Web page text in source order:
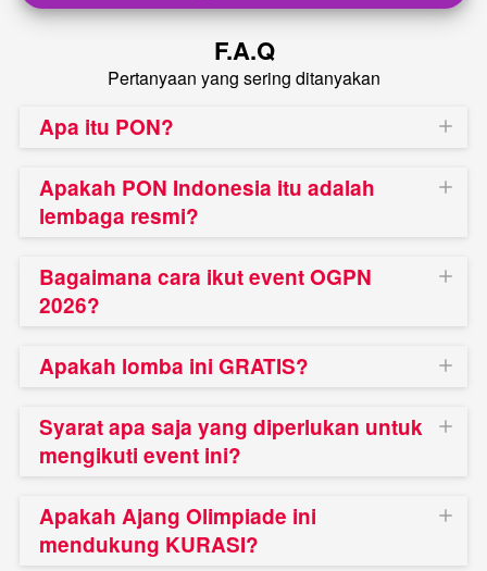
F.A.Q
Pertanyaan yang sering ditanyakan
Apa itu PON?
Apakah PON Indonesia itu adalah
lembaga resmi?
Bagaimana cara ikut event OGPN
2026?
Apakah lomba ini GRATIS?
Syarat apa saja yang diperlukan untuk
mengikuti event ini?
Apakah Ajang Olimpiade ini
mendukung KURASI?